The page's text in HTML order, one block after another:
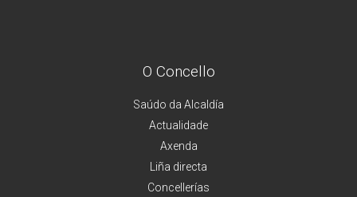
O Concello
Saúdo da Alcaldía
Actualidade
Axenda
Liña directa
Concellerías